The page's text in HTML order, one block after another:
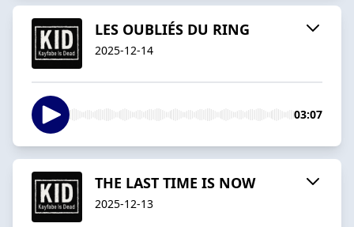
LES OUBLIÉS DU RING
2025-12-14
03:07
THE LAST TIME IS NOW
2025-12-13